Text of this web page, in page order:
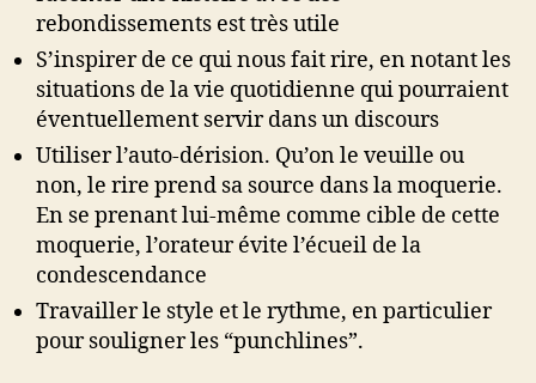
rebondissements est très utile
S’inspirer de ce qui nous fait rire, en notant les
situations de la vie quotidienne qui pourraient
éventuellement servir dans un discours
Utiliser l’auto-dérision. Qu’on le veuille ou
non, le rire prend sa source dans la moquerie.
En se prenant lui-même comme cible de cette
moquerie, l’orateur évite l’écueil de la
condescendance
Travailler le style et le rythme, en particulier
pour souligner les “punchlines”.